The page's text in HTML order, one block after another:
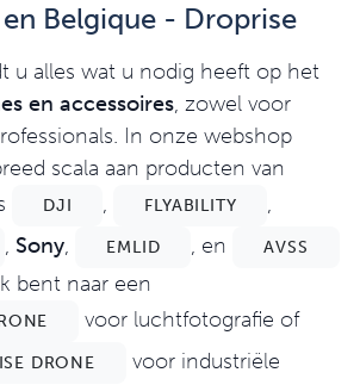
Belgique - Droprise
u alles wat u nodig heeft op het
en accessoires, zowel voor
In onze webshop
scala aan producten van
DJI , FLYABILITY ,
, Sony, EMLID , en AVSS
bent naar een
voor luchtfotografie of
DRONE
voor industriële